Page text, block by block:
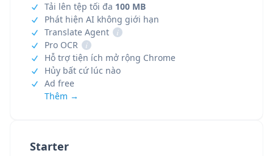
Starter
Tải lên tệp tối đa 100 MB
Phát hiện AI không giới hạn
Translate Agent
i
Pro OCR
i
Hỗ trợ tiện ích mở rộng Chrome
Hủy bất cứ lúc nào
Ad free
Thêm →